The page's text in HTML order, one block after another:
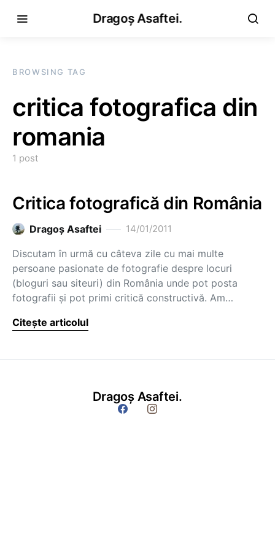
Dragoș Asaftei.
BROWSING TAG
critica fotografica din
romania
1 post
Critica fotografică din România
Dragoş Asaftei 14/01/2011
Discutam în urmă cu câteva zile cu mai multe
persoane pasionate de fotografie despre locuri
(bloguri sau siteuri) din România unde pot posta
fotografii şi pot primi critică constructivă. Am…
Citește articolul
Dragoș Asaftei.